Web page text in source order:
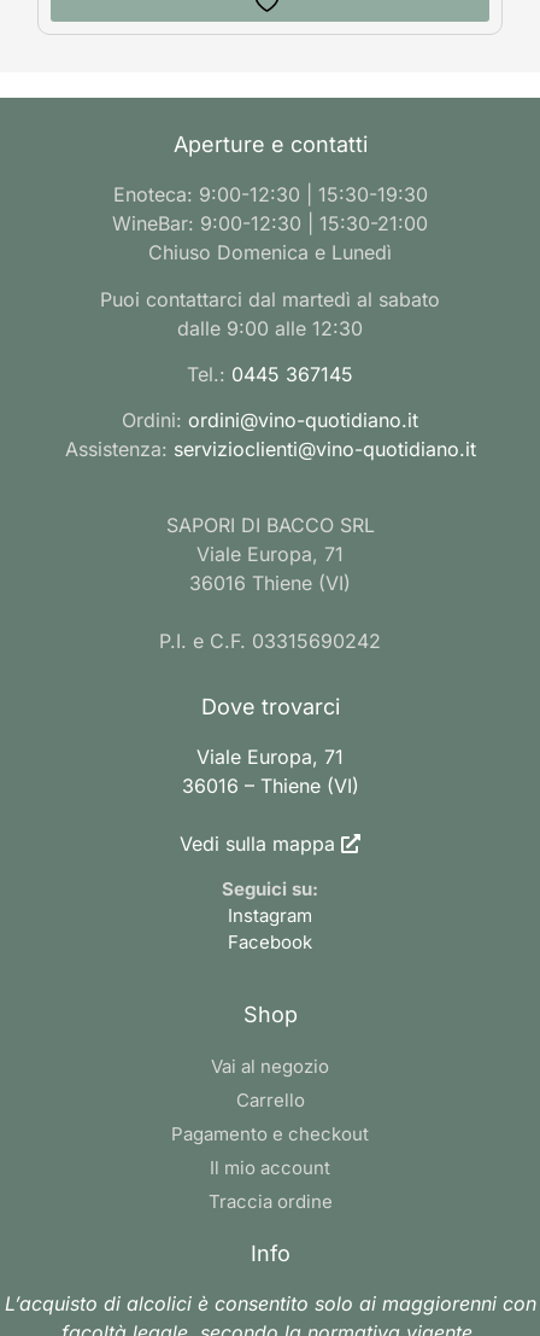
Aperture e contatti
Enoteca: 9:00-12:30 | 15:30-19:30
WineBar: 9:00-12:30 | 15:30-21:00
Chiuso Domenica e Lunedì
Puoi contattarci dal martedì al sabato
dalle 9:00 alle 12:30
Tel.: 0445 367145
Ordini: ordini@vino-quotidiano.it
Assistenza: servizioclienti@vino-quotidiano.it
SAPORI DI BACCO SRL
Viale Europa, 71
36016 Thiene (VI)
P.I. e C.F. 03315690242
Dove trovarci
Viale Europa, 71
36016 – Thiene (VI)
Vedi sulla mappa
Seguici su:
Instagram
Facebook
Shop
Vai al negozio
Carrello
Pagamento e checkout
Il mio account
Traccia ordine
Info
L’acquisto di alcolici è consentito solo ai maggiorenni con